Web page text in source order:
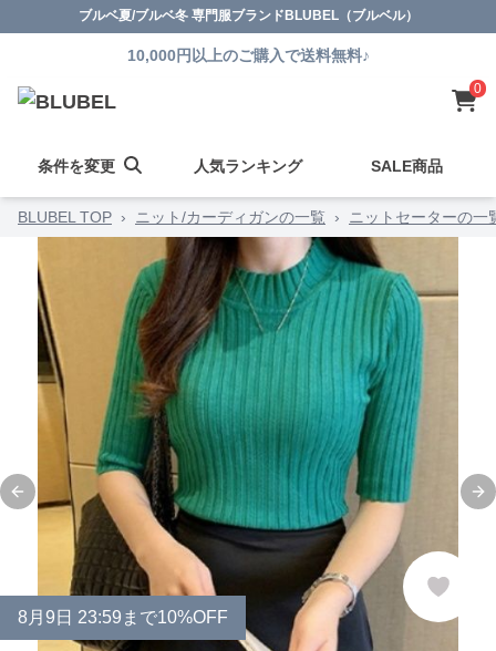
ブルベ夏/ブルベ冬 専門服ブランドBLUBEL（ブルベル）
10,000円以上のご購入で送料無料♪
0
条件を変更 人気ランキング SALE商品
BLUBEL TOP › ニット/カーディガンの一覧 › ニットセーターの一
Previous slide
8 月 9 日 23:59まで10%OFF